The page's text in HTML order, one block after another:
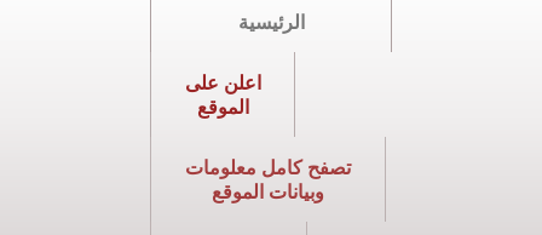
الرئيسية
اعلن على
الموقع
تصفح كامل معلومات
وبيانات الموقع